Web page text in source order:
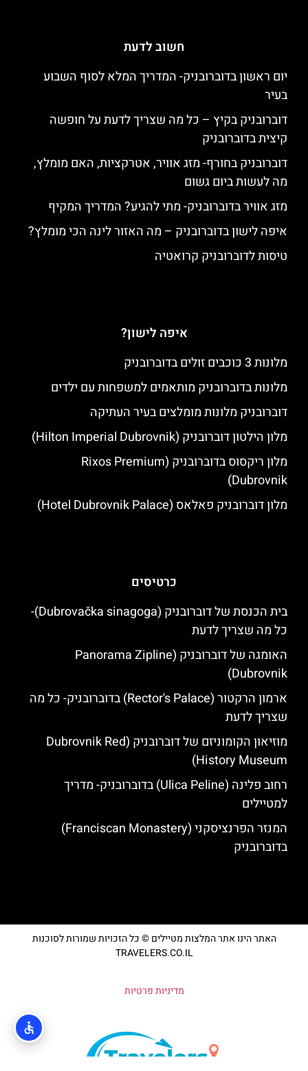
חשוב לדעת
יום ראשון בדוברובניק- המדריך המלא לסוף השבוע
בעיר
דוברובניק בקיץ – כל מה שצריך לדעת על חופשה
קיצית בדוברובניק
דוברובניק בחורף- מזג אוויר, אטרקציות, האם מומלץ,
מה לעשות ביום גשום
מזג אוויר בדוברובניק- מתי להגיע? המדריך המקיף
איפה לישון בדוברובניק – מה האזור לינה הכי מומלץ?
טיסות לדוברובניק קרואטיה
איפה לישון?
מלונות 3 כוכבים זולים בדוברובניק
מלונות בדוברובניק מותאמים למשפחות עם ילדים
דוברובניק מלונות מומלצים בעיר העתיקה
מלון הילטון דוברובניק (Hilton Imperial Dubrovnik)
מלון ריקסוס בדוברובניק (Rixos Premium
Dubrovnik)
מלון דוברובניק פאלאס (Hotel Dubrovnik Palace)
כרטיסים
בית הכנסת של דוברובניק (Dubrovačka sinagoga)-
כל מה שצריך לדעת
האומגה של דוברובניק (Panorama Zipline
Dubrovnik)
ארמון הרקטור (Rector's Palace) בדוברובניק- כל מה
שצריך לדעת
מוזיאון הקומוניזם של דוברובניק (Dubrovnik Red
History Museum)
רחוב פלינה (Ulica Peline) בדוברובניק- מדריך
למטיילים
המנזר הפרנציסקני (Franciscan Monastery)
בדוברובניק
האתר הינו אתר המלצות מטיילים © כל הזכויות שמורות לסוכנות
TRAVELERS.CO.IL
מדיניות פרטיות